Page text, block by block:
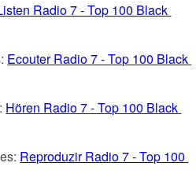
Radio 7 - Top 100 Black
Ecouter Radio 7 - Top 100 Black
Hören Radio 7 - Top 100 Black
Reproduzir Radio 7 - Top 100